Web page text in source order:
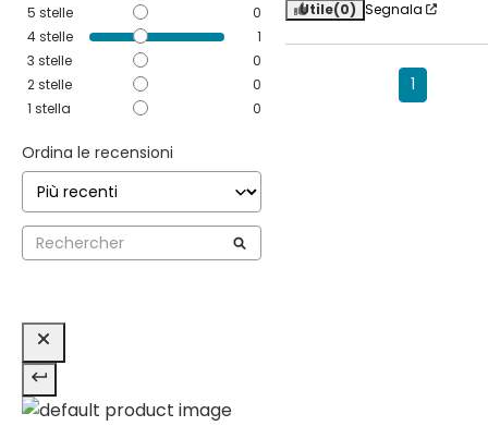
5 stelle
0
4stelle
1
3 stelle
0
2stelle
0
1 stella 0
Ordina le recensioni
Utile(0) Segnala
1